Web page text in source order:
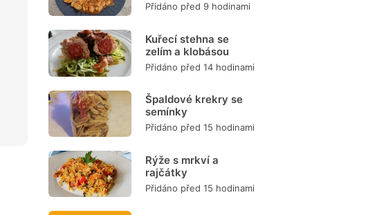
Přidáno před 9 hodinami
Kuřecí stehna se
zelím a klobásou
Přidáno před 14 hodinami
Špaldové krekry se
semínky
Přidáno před 15 hodinami
Rýže s mrkví a
rajčátky
Přidáno před 15 hodinami